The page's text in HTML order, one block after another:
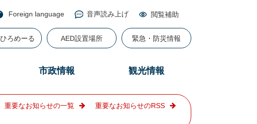
Foreign language 音声読み上げ 閲覧補助
ろめーる AED設置場所 緊急・防災情報
市政情報 観光情報
重要なお知らせの一覧 重要なお知らせのRSS